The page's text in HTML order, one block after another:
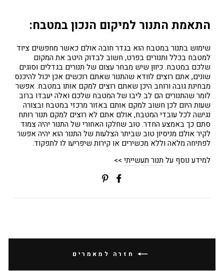
התאמת התנור למיקום הנכון במטבח:
שימוש בתנור במטבח הוא בגדר חובה אולם כאשר מחפשים ציוד
למטבח בכלל ותנורים בפרט, חשוב לבדוק היטב את המקום
שלכם במטבח. כיוון שיש מבחר עצום של תנורים בגדלים וסוגים
שונים, אתם רוצים לוודא שהתנור שאתם רוכשים אכן יכול להיכנס
מבחינת גובה ורוחב היכן שאתם רוצים למקם אותו במטבח. אפשר
לומר שהתנורים הם לב ליבו של המטבח שלכם ואלה יעבדו ברוב
שעות היום לכן חשוב למקם אותם באזור מרכזי במטבח ובצורה
נגישה לכל עובדי המטבח, אולם אתם לא רוצים למקם תנור רותח
סתם כך באמצע החדר. טוב שחלקו האחורי של התנור יהיה צמוד
לקיר אולם מניסיון טוב שביתר הצלעות של התנור הוא יהיה אפשר
לפתיחה מלאה וללא מכשירים או קירות שיפריעו לו לתפקוד.
למידע נוסף עלתנור תעשייתי >>
שתפי
חזרה למאמרים